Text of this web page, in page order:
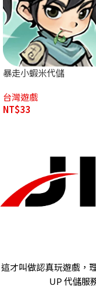
暴走小蝦米代儲
台灣遊戲
NT$33
這才叫做認真玩遊戲，
UP 代儲服